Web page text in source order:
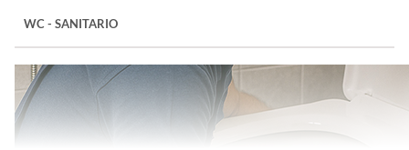
WC - SANITARIO